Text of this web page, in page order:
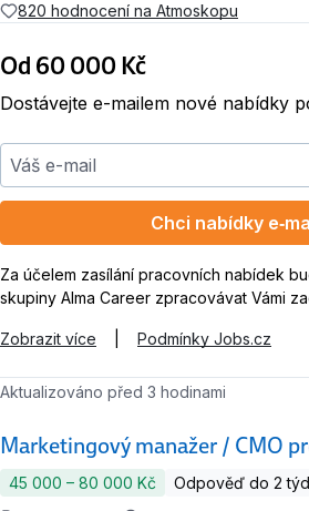
820 hodnocení na Atmoskopu
Od 60 000 Kč
Dostávejte e-mailem nové nabídky
Váš e-mail
Chci nabídky
Za účelem zasílání pracovních nabídek
skupiny Alma Career zpracovávat Vámi
Zobrazit více Podmínky Jobs.cz
Marketingový manažer / CMO
Aktualizováno před 3 hodinami
45 000 ‍–‍ 80 000 Kč
Odpověď do 2